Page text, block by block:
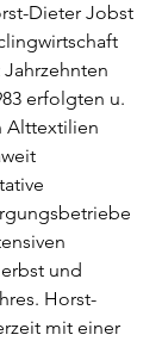
Dieter Jobst
erfolgten u.
Alttextilien
und
Horst-
mit einer